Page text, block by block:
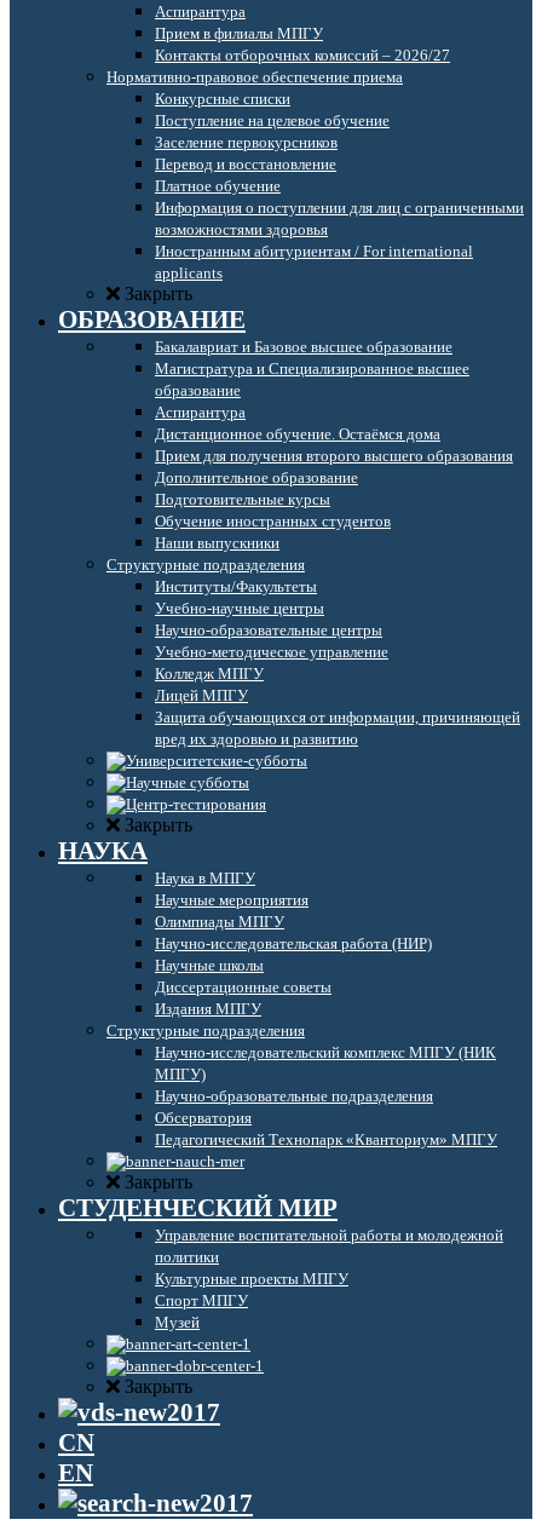
Аспирантура
Прием в филиалы МПГУ
Контакты отборочных комиссий – 2026/27
Нормативно-правовое обеспечение приема
Конкурсные списки
Поступление на целевое обучение
Заселение первокурсников
Перевод и восстановление
Платное обучение
Информация о поступлении для лиц с ограниченными
возможностями здоровья
Иностранным абитуриентам / For international
applicants
Закрыть
ОБРАЗОВАНИЕ
Бакалавриат и Базовое высшее образование
Магистратура и Специализированное высшее
образование
Аспирантура
Дистанционное обучение. Остаёмся дома
Прием для получения второго высшего образования
Дополнительное образование
Подготовительные курсы
Обучение иностранных студентов
Наши выпускники
Структурные подразделения
Институты/Факультеты
Учебно-научные центры
Научно-образовательные центры
Учебно-методическое управление
Колледж МПГУ
Лицей МПГУ
Защита обучающихся от информации, причиняющей
вред их здоровью и развитию
Закрыть
НАУКА
Наука в МПГУ
Научные мероприятия
Олимпиады МПГУ
Научно-исследовательская работа (НИР)
Научные школы
Диссертационные советы
Издания МПГУ
Структурные подразделения
Научно-исследовательский комплекс МПГУ (НИК
МПГУ)
Научно-образовательные подразделения
Обсерватория
Педагогический Технопарк «Кванториум» МПГУ
Закрыть
СТУДЕНЧЕСКИЙ МИР
Управление воспитательной работы и молодежной
политики
Культурные проекты МПГУ
Спорт МПГУ
Музей
Закрыть
CN
EN